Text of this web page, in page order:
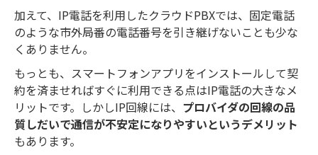
加えて、IP電話を利用したクラウドPBXでは、固定電話
のような市外局番の電話番号を引き継げないことも少な
くありません。
もっとも、スマートフォンアプリをインストールして契
約を済ませればすぐに利用できる点はIP電話の大きなメ
リットです。しかしIP回線には、 プロバイダの回線の品
質しだいで通信が不安定になりやすいというデメリット
もあります。